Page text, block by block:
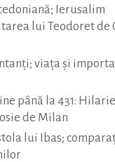
Ierusalim
lui Teodoret de
viaţa şi
până la 431:
de Milan
lui Ibas;